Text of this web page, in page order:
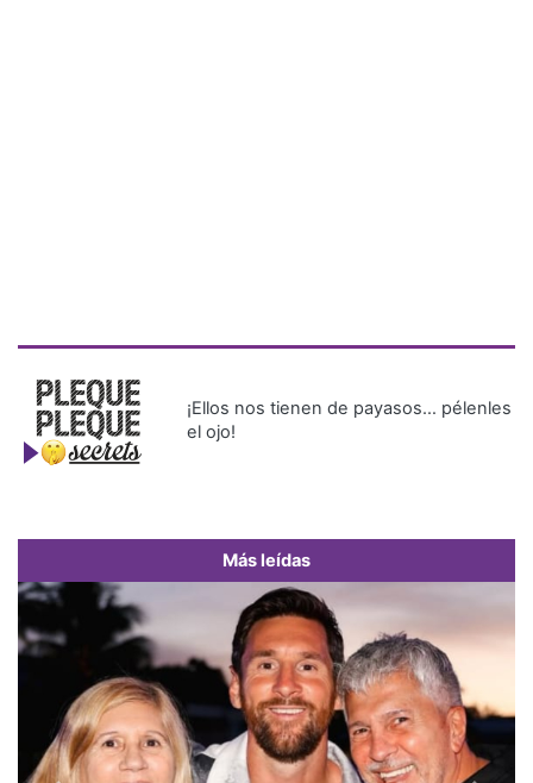
¡Ellos nos tienen de payasos… pélenles
el ojo!
Más leídas